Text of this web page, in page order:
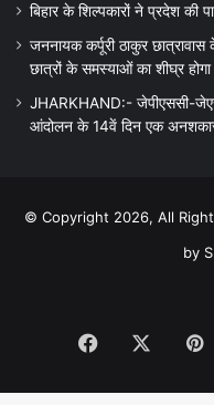
बिहार के शिल्पकारों ने प्रदेश की
जननायक कर्पूरी ठाकुर
छात्रों के समस्याओं का शीघ्र होगा
JHARKHAND:- जेपीएससी-
आंदोलन के 14वें दिन एक
© Copyright 2026, All
by
Facebook